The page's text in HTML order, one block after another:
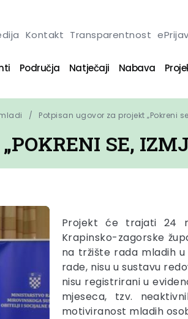
Kontakt Transparentnost
Područja Natječaji Nabava
Potpisan ugovor za projekt „Pokreni
SE,
Projekt će trajati 24
Krapinsko-zagorske
na tržište rada mladih u
rade, nisu u sustavu
nisu registrirani u
mjeseca, tzv.
motiviranost mladih